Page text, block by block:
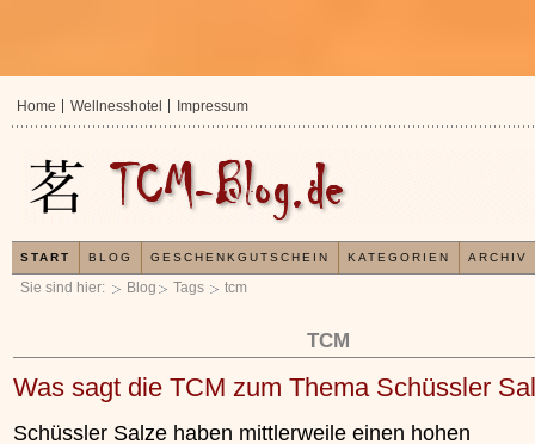
Sie sind hier: Blog Tags tcm
TCM
Was sagt die TCM zum Thema Schüssler
Schüssler Salze haben mittlerweile einen hohen
Home Wellnesshotel Impressum
START BLOG GESCHENKGUTSCHEIN KATEGORIEN ARCHIV